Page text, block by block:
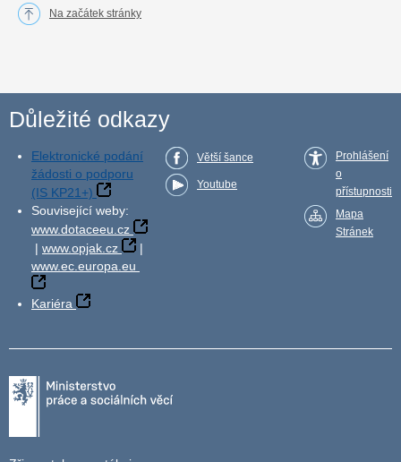
Na začátek stránky
Důležité odkazy
Elektronické podání
žádosti o podporu
(IS KP21+)
Související weby:
www.dotaceeu.cz
| www.opjak.cz
|
www.ec.europa.eu
Kariéra
Větší šance
Youtube
Prohlášení
o
přístupnosti
Mapa
Stránek